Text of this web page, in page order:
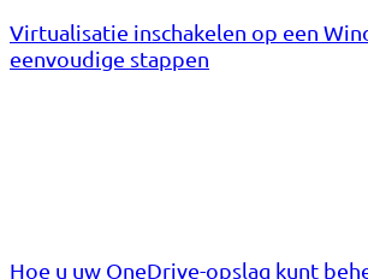
Virtualisatie inschakelen op een
eenvoudige stappen
Hoe u uw OneDrive-opslag kunt